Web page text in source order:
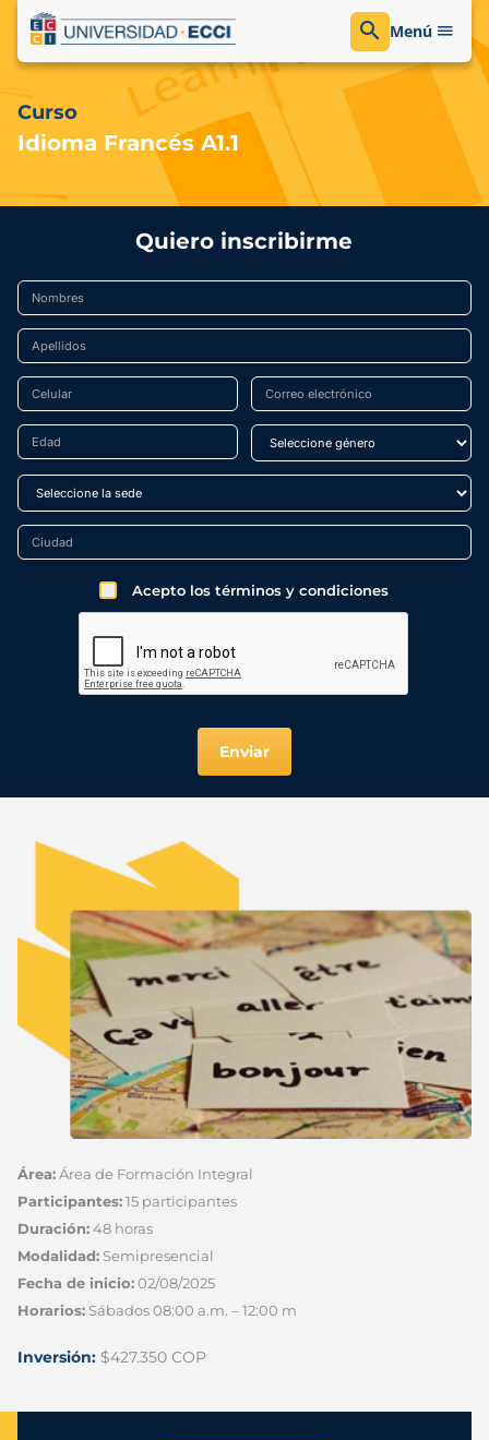
Menú
Curso
Idioma Francés A1.1
Quiero inscribirme
Acepto los términos y condiciones
Enviar
Área:Área de Formación Integral
Participantes:15 participantes
Duración:48 horas
Modalidad: Semipresencial
Fecha de inicio:02/08/2025
Horarios: Sábados 08:00 a.m. – 12:00 m
Inversión: $427.350 COP